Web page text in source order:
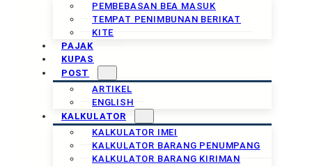
PEMBEBASAN BEA MASUK
TEMPAT PENIMBUNAN BERIKAT
KITE
PAJAK
KUPAS
POST
ARTIKEL
ENGLISH
KALKULATOR
KALKULATOR IMEI
KALKULATOR BARANG PENUMPANG
KALKULATOR BARANG KIRIMAN